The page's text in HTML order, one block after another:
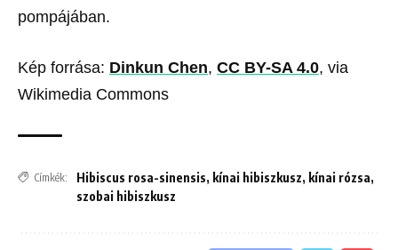
pompájában.
Kép forrása: Dinkun Chen, CC BY-SA 4.0, via
Wikimedia Commons
Címkék: Hibiscus rosa-sinensis, kínai hibiszkusz, kínai rózsa,
szobai hibiszkusz